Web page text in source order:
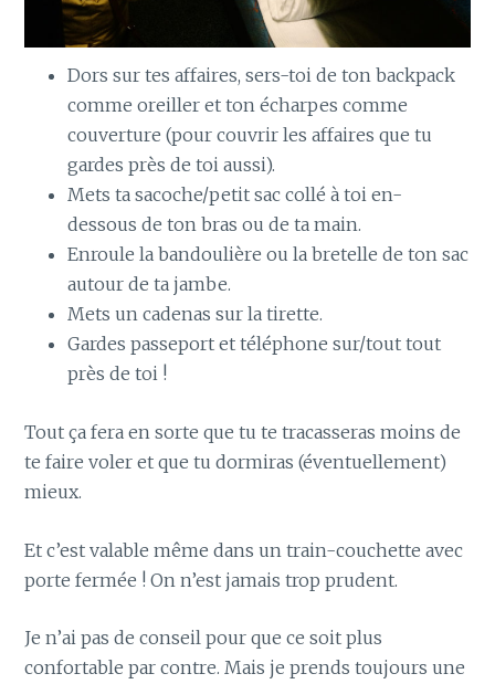
Dors sur tes affaires, sers-toi de ton backpack
comme oreiller et ton écharpes comme
couverture (pour couvrir les affaires que tu
gardes près de toi aussi).
Mets ta sacoche/petit sac collé à toi en-
dessous de ton bras ou de ta main.
Enroule la bandoulière ou la bretelle de ton sac
autour de ta jambe.
Mets un cadenas sur la tirette.
Gardes passeport et téléphone sur/tout tout
près de toi !
Tout ça fera en sorte que tu te tracasseras moins de
te faire voler et que tu dormiras (éventuellement)
mieux.
Et c’est valable même dans un train-couchette avec
porte fermée ! On n’est jamais trop prudent.
Je n’ai pas de conseil pour que ce soit plus
confortable par contre. Mais je prends toujours une